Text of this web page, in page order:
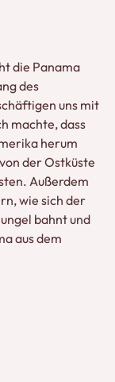
die Panama
des
uns mit
machte, dass
herum
der Ostküste
Außerdem
wie sich der
bahnt und
aus dem